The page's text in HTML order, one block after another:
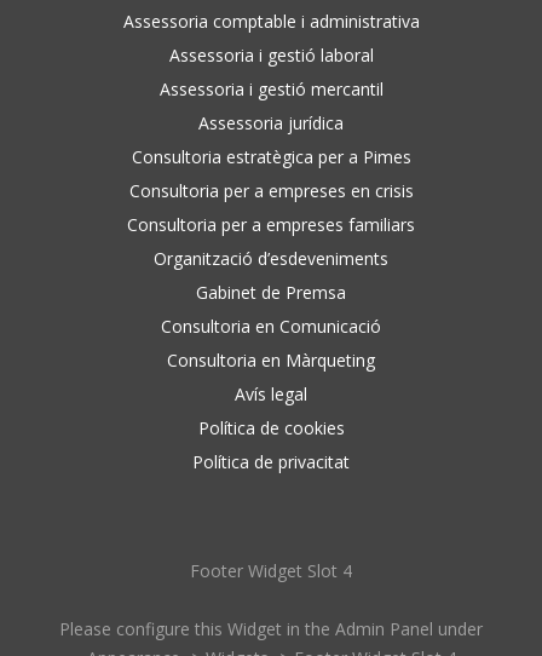
Assessoria comptable i administrativa
Assessoria i gestió laboral
Assessoria i gestió mercantil
Assessoria jurídica
Consultoria estratègica per a Pimes
Consultoria per a empreses en crisis
Consultoria per a empreses familiars
Organització d’esdeveniments
Gabinet de Premsa
Consultoria en Comunicació
Consultoria en Màrqueting
Avís legal
Política de cookies
Política de privacitat
Footer Widget Slot 4
Please configure this Widget in the Admin Panel under